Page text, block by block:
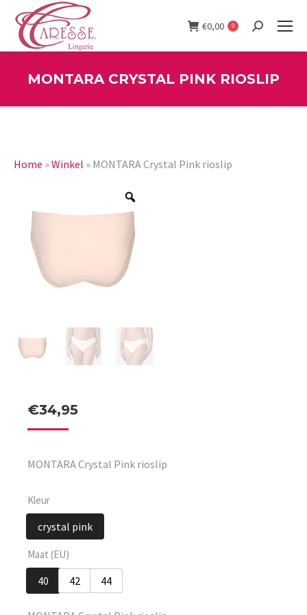
€0,00 0 Search:
MONTARA CRYSTAL PINK RIOSLIP
Home »Winkel » MONTARA Crystal Pink rioslip
€34,95
MONTARA Crystal Pink rioslip
Kleur
crystal pink
Maat (EU)
40 42 44